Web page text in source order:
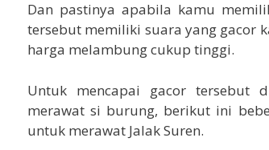
Dan pastinya apabila kamu
tersebut memiliki suara yang gacor
harga melambung cukup tinggi.
Untuk mencapai gacor tersebut
merawat si burung, berikut ini
untuk merawat Jalak Suren.